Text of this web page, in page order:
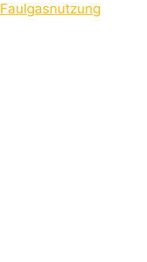
Faulgasnutzung